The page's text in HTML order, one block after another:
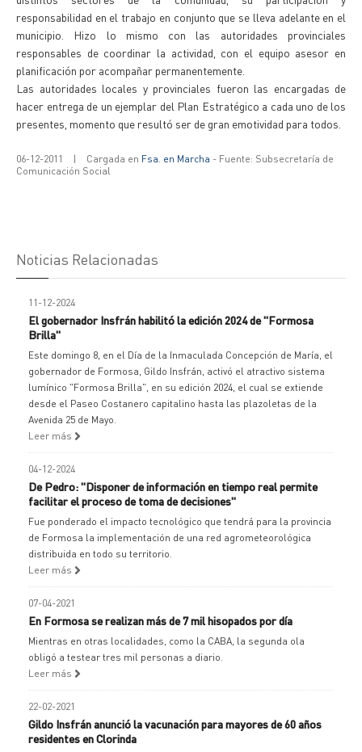
responsabilidad en el trabajo en conjunto que se lleva adelante en el
municipio. Hizo lo mismo con las autoridades provinciales
responsables de coordinar la actividad, con el equipo asesor en
planificación por acompañar permanentemente.
Las autoridades locales y provinciales fueron las encargadas de
hacer entrega de un ejemplar del Plan Estratégico a cada uno de los
presentes, momento que resultó ser de gran emotividad para todos.
06-12-2011 | Cargada en Fsa. en Marcha - Fuente: Subsecretaría de
Comunicación Social
Noticias Relacionadas
11-12-2024
El gobernador Insfrán habilitó la edición 2024 de "Formosa
Brilla"
Este domingo 8, en el Día de la Inmaculada Concepción de María, el
gobernador de Formosa, Gildo Insfrán, activó el atractivo sistema
lumínico "Formosa Brilla", en su edición 2024, el cual se extiende
desde el Paseo Costanero capitalino hasta las plazoletas de la
Avenida 25 de Mayo.
Leer más
04-12-2024
De Pedro: "Disponer de información en tiempo real permite
facilitar el proceso de toma de decisiones"
Fue ponderado el impacto tecnológico que tendrá para la provincia
de Formosa la implementación de una red agrometeorológica
distribuida en todo su territorio.
Leer más
07-04-2021
En Formosa se realizan más de 7 mil hisopados por día
Mientras en otras localidades, como la CABA, la segunda ola
obligó a testear tres mil personas a diario.
Leer más
22-02-2021
Gildo Insfrán anunció la vacunación para mayores de 60 años
residentes en Clorinda